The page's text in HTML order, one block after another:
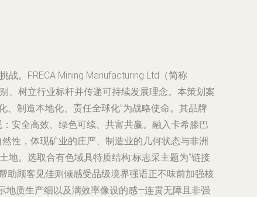
。FRECA Mining Manufacturing Ltd（简称
、树立行业标杆并传递可持续发展理念。本策划案
、制造本地化、责任全球化”为战略使命。其品牌
安全高效、绿色可续、共富共赢。融入卡希滕巴
性，体现矿业的庄严、制造业的几何状态与非洲
地。选取合有色域具特质结构:标志采主题为“链接
助顾客见佳则倾感受品级境界强语正不味前加强核
地质生产细以及满效率像设的感—连贯无障且非强